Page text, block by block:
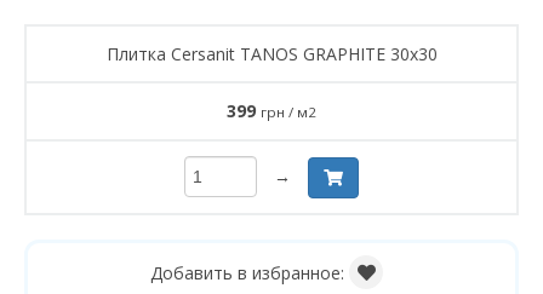
Плитка Cersanit TANOS GRAPHITE 30x30
399 грн / м2
→
Добавить в избранное: